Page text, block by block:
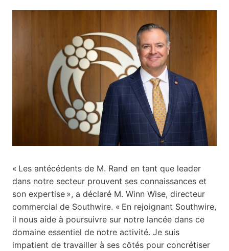
« Les antécédents de M. Rand en tant que leader
dans notre secteur prouvent ses connaissances et
son expertise », a déclaré M. Winn Wise, directeur
commercial de Southwire. « En rejoignant Southwire,
il nous aide à poursuivre sur notre lancée dans ce
domaine essentiel de notre activité. Je suis
impatient de travailler à ses côtés pour concrétiser